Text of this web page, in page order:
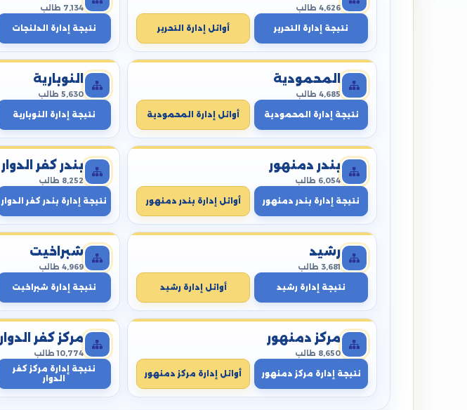
4,626 طالب
نتيجة إدارة التحرير أوائل إدارة التحرير
7,134 طالب
نتيجة إدارة الدلنجات
المحمودية
4,685 طالب
نتيجة إدارة المحمودية أوائل إدارة المحمودية
النوبارية
5,630 طالب
نتيجة إدارة النوبارية
بندر دمنهور
6,054 طالب
نتيجة إدارة بندر دمنهور أوائل إدارة بندر دمنهور
بندر كفر الدوار
8,252 طالب
نتيجة إدارة بندر كفر الدوار
رشيد
3,681 طالب
نتيجة إدارة رشيد أوائل إدارة رشيد
شبراخيت
4,969 طالب
نتيجة إدارة شبراخيت
مركز دمنهور
8,650 طالب
نتيجة إدارة مركز دمنهور أوائل إدارة مركز دمنهور
مركز كفر الدوار
10,774 طالب
نتيجة إدارة مركز كفر
الدوار